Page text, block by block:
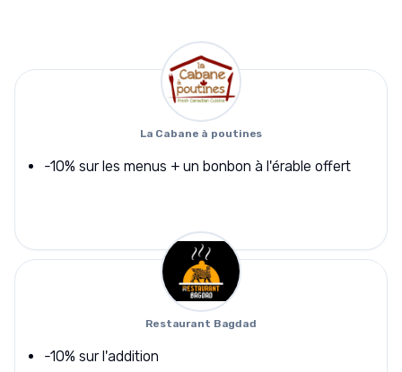
La Cabane à poutines
-10% sur les menus + un bonbon à l'érable offert
Restaurant Bagdad
-10% sur l'addition